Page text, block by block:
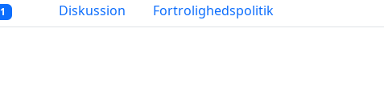
Diskussion Fortrolighedspolitik